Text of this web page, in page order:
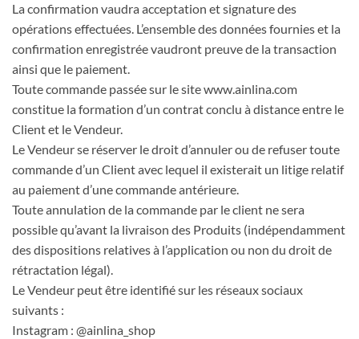
La confirmation vaudra acceptation et signature des
opérations effectuées. L’ensemble des données fournies et la
confirmation enregistrée vaudront preuve de la transaction
ainsi que le paiement.
Toute commande passée sur le site www.ainlina.com
constitue la formation d’un contrat conclu à distance entre le
Client et le Vendeur.
Le Vendeur se réserver le droit d’annuler ou de refuser toute
commande d’un Client avec lequel il existerait un litige relatif
au paiement d’une commande antérieure.
Toute annulation de la commande par le client ne sera
possible qu’avant la livraison des Produits (indépendamment
des dispositions relatives à l’application ou non du droit de
rétractation légal).
Le Vendeur peut être identifié sur les réseaux sociaux
suivants :
Instagram : @ainlina_shop